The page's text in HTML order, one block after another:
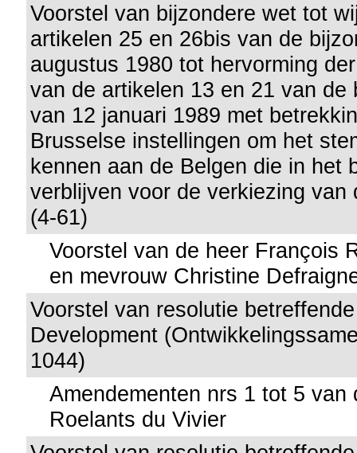
Voorstel van bijzondere wet tot
artikelen 25 en 26bis van de
augustus 1980 tot hervorming
van de artikelen 13 en 21 van de
van 12 januari 1989 met
Brusselse instellingen om het
kennen aan de Belgen die in het
verblijven voor de verkiezing van
(4-61)
Voorstel van de heer François
en mevrouw Christine
Voorstel van resolutie
Development
1044)
Amendementen nrs 1 tot 5 van
Roelants du Vivier